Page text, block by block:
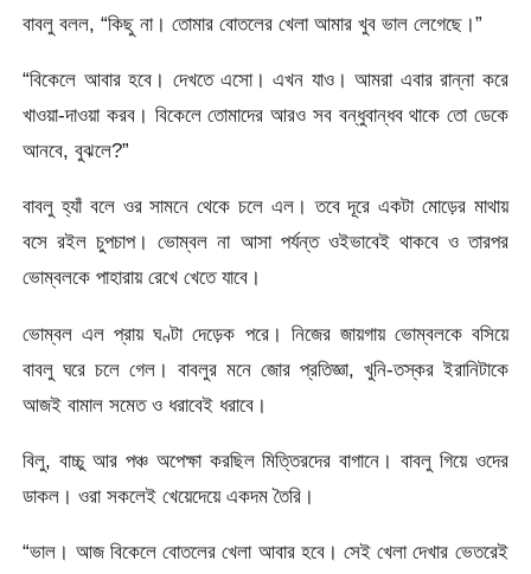
বাবলু বলল, “কিছু না। তোমার বোতলের খেলা আমার খুব ভাল লেগেছে।”
“বিকেলে আবার হবে। দেখতে এসো। এখন যাও। আমরা এবার রান্না করে
খাওয়া-দাওয়া করব। বিকেলে তোমাদের আরও সব বন্ধুবান্ধব থাকে তো ডেকে
আনবে, বুঝলে?”
বাবলু হ্যাঁ বলে ওর সামনে থেকে চলে এল। তবে দূরে একটা মোড়ের মাথায়
বসে রইল চুপচাপ। ভোম্বল না আসা পর্যন্ত ওইভাবেই থাকবে ও তারপর
ভোম্বলকে পাহারায় রেখে খেতে যাবে।
ভোম্বল এল প্রায় ঘণ্টা দেড়েক পরে। নিজের জায়গায় ভোম্বলকে বসিয়ে
বাবলু ঘরে চলে গেল। বাবলুর মনে জোর প্রতিজ্ঞা, খুনি-তস্কর ইরানিটাকে
আজই বামাল সমেত ও ধরাবেই ধরাবে।
বিলু, বাচ্চু আর পঞ্চ অপেক্ষা করছিল মিত্তিরদের বাগানে। বাবলু গিয়ে ওদের
ডাকল। ওরা সকলেই খেয়েদেয়ে একদম তৈরি।
“ভাল। আজ বিকেলে বোতলের খেলা আবার হবে। সেই খেলা দেখার ভেতরেই